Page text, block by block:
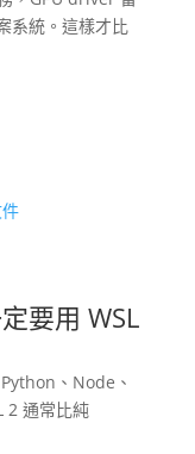
系統。這樣才比
要用 WSL
、Node、
2 通常比純